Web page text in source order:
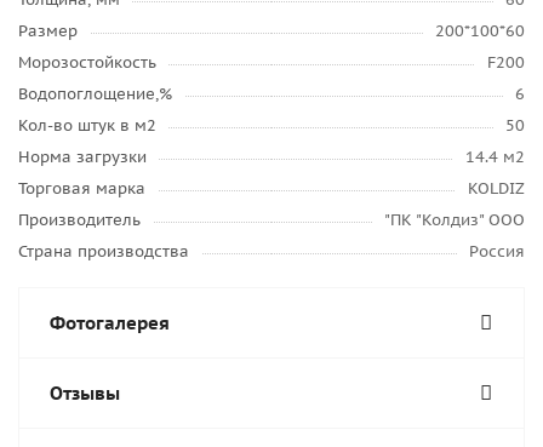
Размер
200*100*60
Морозостойкость
F200
Водопоглощение,%
6
Кол-во штук в м2
50
Норма загрузки
14.4 м2
Торговая марка
KOLDIZ
Производитель
"ПК "Колдиз" ООО
Страна производства
Россия
Фотогалерея
Отзывы